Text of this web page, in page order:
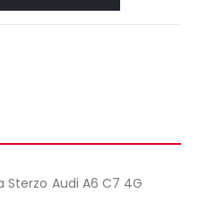
Sterzo Audi A6 C7 4G